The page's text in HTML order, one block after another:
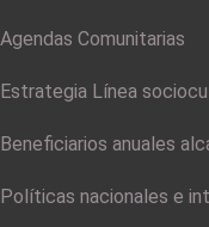
Agendas Comunitarias
Estrategia Línea
Beneficiarios anuales
Políticas nacionales e